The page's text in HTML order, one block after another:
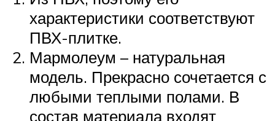
характеристики соответствуют
ПВХ-плитке.
Мармолеум – натуральная
модель. Прекрасно сочетается с
любыми теплыми полами. В
состав материала входят